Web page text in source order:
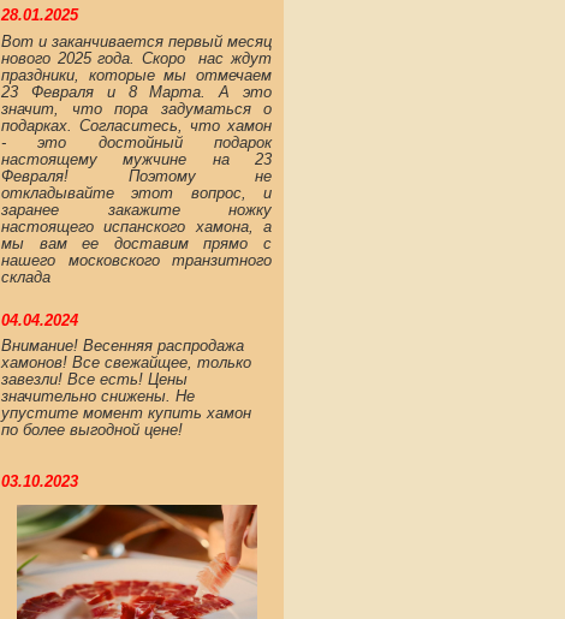
28.01.2025
Вот и заканчивается первый месяц
нового 2025 года. Скоро нас ждут
праздники, которые мы отмечаем
23 Февраля и 8 Марта. А это
значит, что пора задуматься о
подарках. Согласитесь, что хамон
- это достойный подарок
настоящему мужчине на 23
Февраля! Поэтому не
откладывайте этот вопрос, и
заранее закажите ножку
настоящего испанского хамона, а
мы вам ее доставим прямо с
нашего московского транзитного
склада
04.04.2024
Внимание! Весенняя распродажа
хамонов! Все свежайщее, только
завезли! Все есть! Цены
значительно снижены. Не
упустите момент купить хамон
по более выгодной цене!
03.10.2023